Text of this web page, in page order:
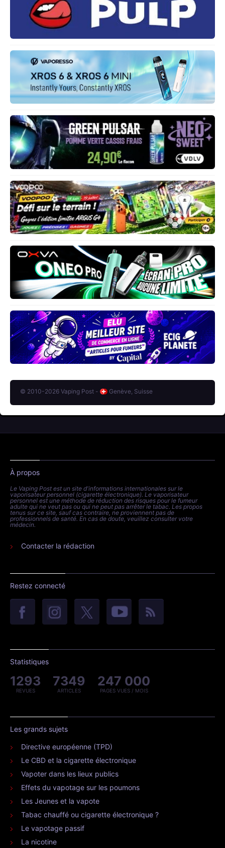
© 2010-2026 Vaping Post - Genève, Suisse
À propos
Le Vaping Post est un site d'informations internationales sur le
vaporisateur personnel (cigarette électronique). Le vaporisateur
personnel est une méthode de réduction des risques pour le fumeur
adulte qui ne veut pas ou qui ne peut pas arrêter le tabac. Les propos
tenus sur ce site, sauf cas contraire, ne proviennent pas de
professionnels de santé. En cas de doute, veuillez consulter votre
médecin.
Contacter la rédaction
Restez connecté
Statistiques
1293
REVUES
7349
ARTICLES
247 000
PAGES VUES / MOIS
Les grands sujets
Directive européenne (TPD)
Le CBD et la cigarette électronique
Vapoter dans les lieux publics
Effets du vapotage sur les poumons
Les Jeunes et la vapote
Tabac chauffé ou cigarette électronique ?
Le vapotage passif
La nicotine